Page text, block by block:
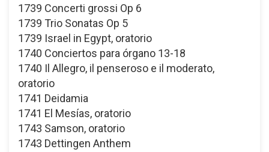
1739 Concerti grossi Op 6
1739 Trio Sonatas Op 5
1739 Israel in Egypt, oratorio
1740 Conciertos para órgano 13-18
1740 Il Allegro, il penseroso e il moderato,
oratorio
1741 Deidamia
1741 El Mesías, oratorio
1743 Samson, oratorio
1743 Dettingen Anthem